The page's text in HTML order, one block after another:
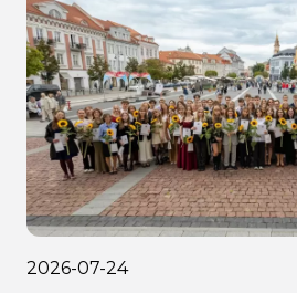
2026-07-24